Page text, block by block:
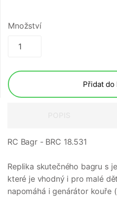
Množství
Přidat do
RC Bagr - BRC 18.531
Replika skutečného bagru s
které je vhodný i pro malé
napomáhá i genárátor kouře